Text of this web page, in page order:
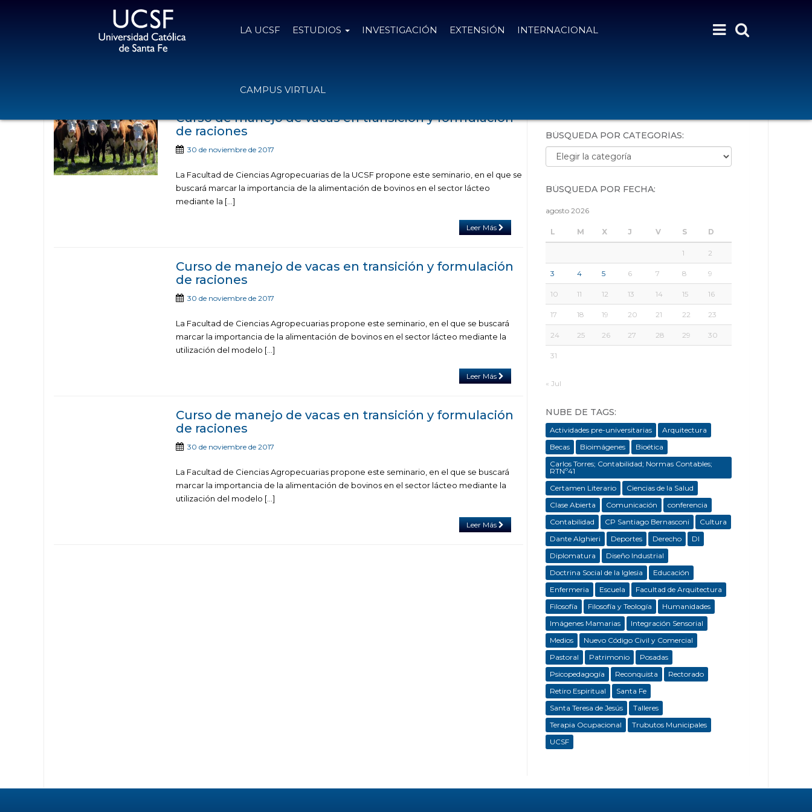
LA UCSF ESTUDIOS INVESTIGACIÓN EXTENSIÓN INTERNACIONAL
CAMPUS VIRTUAL
Curso de manejo de vacas en transición y formulación
de raciones
30 de noviembre de 2017
La Facultad de Ciencias Agropecuarias de la UCSF propone este seminario, en el que se
buscará marcar la importancia de la alimentación de bovinos en el sector lácteo
mediante la […]
Leer Más
Curso de manejo de vacas en transición y formulación
de raciones
30 de noviembre de 2017
La Facultad de Ciencias Agropecuarias propone este seminario, en el que se buscará
marcar la importancia de la alimentación de bovinos en el sector lácteo mediante la
utilización del modelo […]
Leer Más
Curso de manejo de vacas en transición y formulación
de raciones
30 de noviembre de 2017
La Facultad de Ciencias Agropecuarias propone este seminario, en el que se buscará
marcar la importancia de la alimentación de bovinos en el sector lácteo mediante la
utilización del modelo […]
Leer Más
BÚSQUEDA POR CATEGORÍAS:
Búsqueda por categorías:
BÚSQUEDA POR FECHA:
agosto 2026
L M X J V S D
1 2
3 4 5 6 7 8 9
10 11 12 13 14 15 16
17 18 19 20 21 22 23
24 25 26 27 28 29 30
31
« Jul
NUBE DE TAGS:
Actividades pre-universitarias
Arquitectura
Becas
Bioimágenes
Bioética
Carlos Torres; Contabilidad; Normas Contables;
RTNº41
Certamen Literario
Ciencias de la Salud
Clase Abierta
Comunicación
conferencia
Contabilidad
CP Santiago Bernasconi
Cultura
Dante Alghieri
Deportes Derecho
DI
Diplomatura
Diseño Industrial
Doctrina Social de la Iglesia
Educación
Enfermeria
Escuela
Facultad de Arquitectura
Filosofía
Filosofía y Teología
Humanidades
Imágenes Mamarias
Integración Sensorial
Medios
Nuevo Código Civil y Comercial
Pastoral
Patrimonio
Posadas
Psicopedagogía
Reconquista
Rectorado
Retiro Espiritual
Santa Fe
Santa Teresa de Jesús
Talleres
Terapia Ocupacional
Trubutos Municipales
UCSF